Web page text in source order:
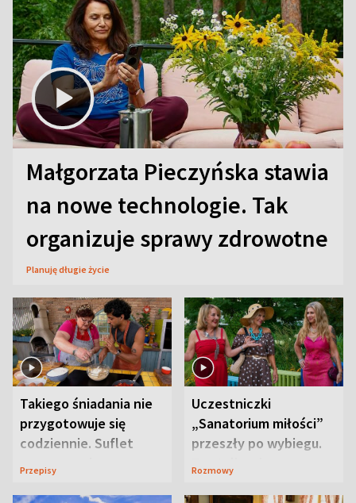
Małgorzata Pieczyńska stawia
na nowe technologie. Tak
organizuje sprawy zdrowotne
Planuję długie życie
Takiego śniadania nie
przygotowuje się
codziennie. Suflet
serowy zachwyca
Przepisy
Uczestniczki
„Sanatorium miłości”
przeszły po wybiegu.
Te stylizacje
Rozmowy